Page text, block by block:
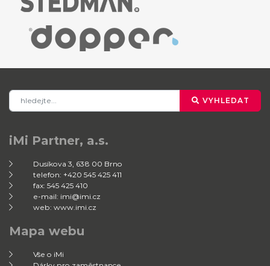
VYHLEDAT
iMi Partner, a.s.
Dusíkova 3, 638 00 Brno
telefon: +420 545 425 411
fax: 545 425 410
e-mail: imi@imi.cz
web: www.imi.cz
Mapa webu
Vše o iMi